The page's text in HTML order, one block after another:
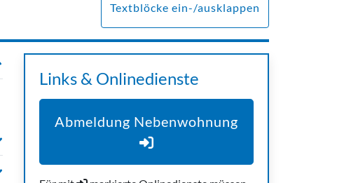
Textblöcke ein-/ausklappen
Links & Onlinedienste
Abmeldung Nebenwohnung